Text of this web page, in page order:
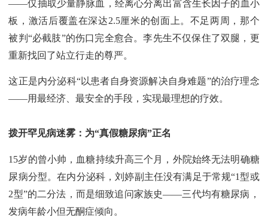
——仅抽取少量静脉血，经离心分离出富含生长因子的血小
板，激活后覆盖在深达2.5厘米的创面上。不足两周，那个
被判“必截肢”的伤口完全愈合。李先生不仅保住了双腿，更
重新找回了站立行走的尊严。
这正是内分泌科“以患者自身资源解决自身难题”的治疗理念
——用最经济、最安全的手段，实现最理想的疗效。
拨开罕见病迷雾：为“真假糖尿病”正名
15岁的曾小帅，血糖持续升高三个月，外院始终无法明确糖
尿病分型。在内分泌科，刘婷副主任没有满足于常规“1型或
2型”的二分法，而是细致追问家族史——三代均有糖尿病，
发病年龄小但无酮症倾向。